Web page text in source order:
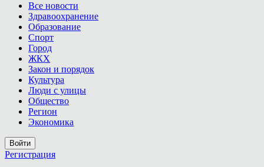
Все новости
Здравоохранение
Образование
Спорт
Город
ЖКХ
Закон и порядок
Культура
Люди с улицы
Общество
Регион
Экономика
Войти
Регистрация